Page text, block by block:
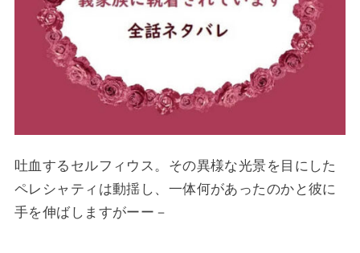
吐血するセルフィウス。その異様な光景を目にした
ペレシャティは動揺し、一体何があったのかと彼に
手を伸ばしますがーー－